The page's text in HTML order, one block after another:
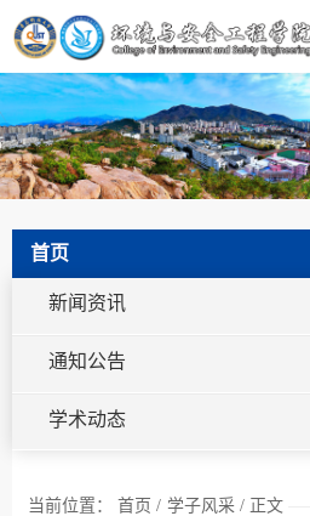
首页
新闻资讯
通知公告
学术动态
当前位置： 首页 / 学子风采 / 正文